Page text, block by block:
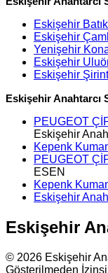
Eskişehir
Eskişehir
Yenişehir
Eskişehir
Eskişehir
Eskişehir Anahtarcı
PEUGEOT
Eskişehir
Kepenk
PEUGEOT
ESEN
Kepenk
Eskişehir
Eskişehir
© 2026 Eskişehir
Gösterilmeden